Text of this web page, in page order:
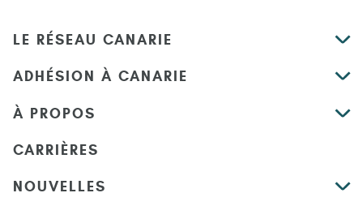
LE RÉSEAU CANARIE
ADHÉSION À CANARIE
À PROPOS
CARRIÈRES
NOUVELLES